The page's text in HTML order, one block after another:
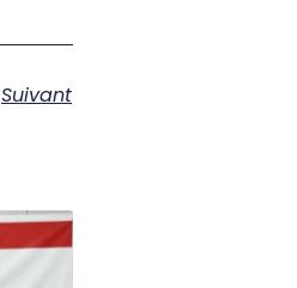
Suivant